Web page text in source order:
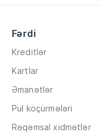
Fərdi
Kreditlər
Kartlar
Əmanətlər
Pul köçürmələri
Rəqəmsal xidmətlər